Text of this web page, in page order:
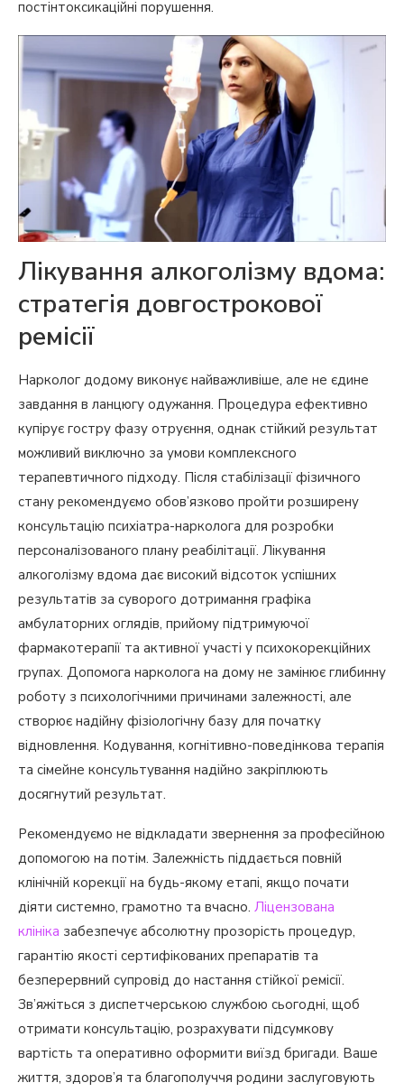
постінтоксикаційні порушення.
Лікування алкоголізму вдома:
стратегія довгострокової
ремісії
Нарколог додому виконує найважливіше, але не єдине
завдання в ланцюгу одужання. Процедура ефективно
купірує гостру фазу отруєння, однак стійкий результат
можливий виключно за умови комплексного
терапевтичного підходу. Після стабілізації фізичного
стану рекомендуємо обов’язково пройти розширену
консультацію психіатра-нарколога для розробки
персоналізованого плану реабілітації. Лікування
алкоголізму вдома дає високий відсоток успішних
результатів за суворого дотримання графіка
амбулаторних оглядів, прийому підтримуючої
фармакотерапії та активної участі у психокорекційних
групах. Допомога нарколога на дому не замінює глибинну
роботу з психологічними причинами залежності, але
створює надійну фізіологічну базу для початку
відновлення. Кодування, когнітивно-поведінкова терапія
та сімейне консультування надійно закріплюють
досягнутий результат.
Рекомендуємо не відкладати звернення за професійною
допомогою на потім. Залежність піддається повній
клінічній корекції на будь-якому етапі, якщо почати
діяти системно, грамотно та вчасно. Ліцензована
клініка забезпечує абсолютну прозорість процедур,
гарантію якості сертифікованих препаратів та
безперервний супровід до настання стійкої ремісії.
Зв’яжіться з диспетчерською службою сьогодні, щоб
отримати консультацію, розрахувати підсумкову
вартість та оперативно оформити виїзд бригади. Ваше
життя, здоров’я та благополуччя родини заслуговують